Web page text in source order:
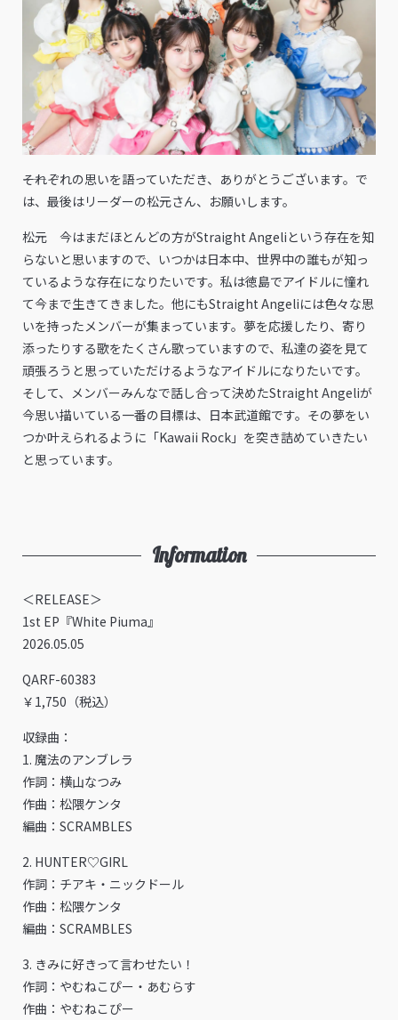
――それぞれの思いを語っていただき、ありがとうございます。で
は、最後はリーダーの松元さん、お願いします。
松元 今はまだほとんどの方がStraight Angeliという存在を知
らないと思いますので、いつかは日本中、世界中の誰もが知っ
ているような存在になりたいです。私は徳島でアイドルに憧れ
て今まで生きてきました。他にもStraight Angeliには色々な思
いを持ったメンバーが集まっています。夢を応援したり、寄り
添ったりする歌をたくさん歌っていますので、私達の姿を見て
頑張ろうと思っていただけるようなアイドルになりたいです。
そして、メンバーみんなで話し合って決めたStraight Angeliが
今思い描いている一番の目標は、日本武道館です。その夢をい
つか叶えられるように「Kawaii Rock」を突き詰めていきたい
と思っています。
Information
＜RELEASE＞
1st EP『White Piuma』
2026.05.05
QARF-60383
￥1,750（税込）
収録曲：
1. 魔法のアンブレラ
作詞：横⼭なつみ
作曲：松隈ケンタ
編曲：SCRAMBLES
2. HUNTER♡GIRL
作詞：チアキ・ニックドール
作曲：松隈ケンタ
編曲：SCRAMBLES
3. きみに好きって⾔わせたい！
作詞：やむねこぴー・あむらす
作曲：やむねこぴー